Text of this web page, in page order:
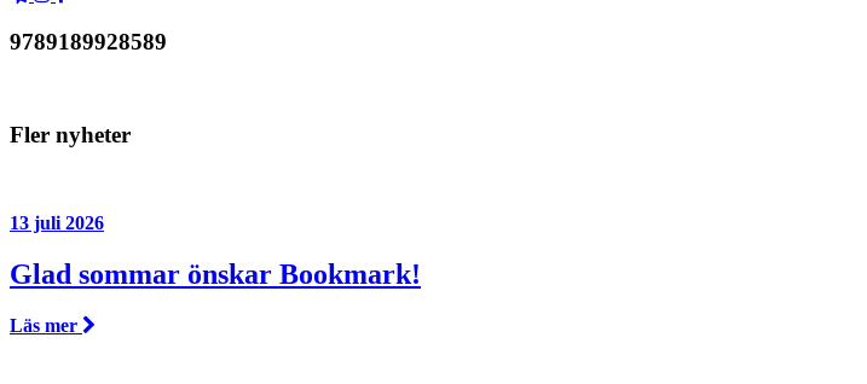
9789189928589
Fler nyheter
13 juli 2026
Glad sommar önskar Bookmark!
Läs mer